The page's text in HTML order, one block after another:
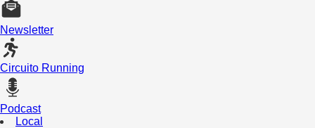
Newsletter
Circuito Running
Podcast
Local